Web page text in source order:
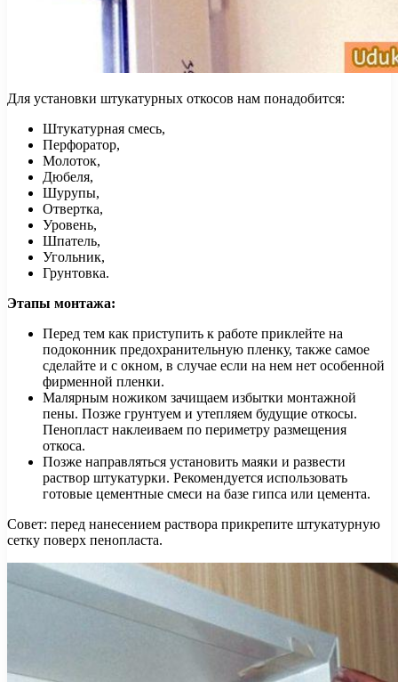
Для установки штукатурных откосов нам понадобится:
Штукатурная смесь,
Перфоратор,
Молоток,
Дюбеля,
Шурупы,
Отвертка,
Уровень,
Шпатель,
Угольник,
Грунтовка.
Этапы монтажа:
Перед тем как приступить к работе приклейте на
подоконник предохранительную пленку, также самое
сделайте и с окном, в случае если на нем нет особенной
фирменной пленки.
Малярным ножиком зачищаем избытки монтажной
пены. Позже грунтуем и утепляем будущие откосы.
Пенопласт наклеиваем по периметру размещения
откоса.
Позже направляться установить маяки и развести
раствор штукатурки. Рекомендуется использовать
готовые цементные смеси на базе гипса или цемента.
Совет: перед нанесением раствора прикрепите штукатурную
сетку поверх пенопласта.